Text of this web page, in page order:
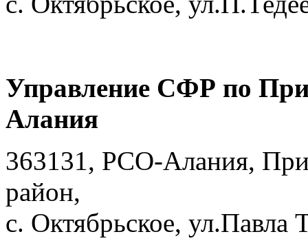
Управление СФР по
Алания
363131, РСО-Алания,
район,
с. Октябрьское, ул.Павла